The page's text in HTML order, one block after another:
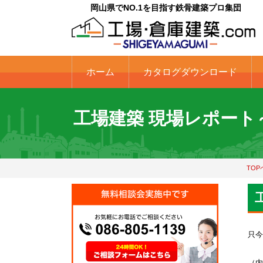
岡山県でNO.1を目指す鉄骨建築プロ集団
ホーム カタログダウンロード
工場建築 現場レポー
TOP
只